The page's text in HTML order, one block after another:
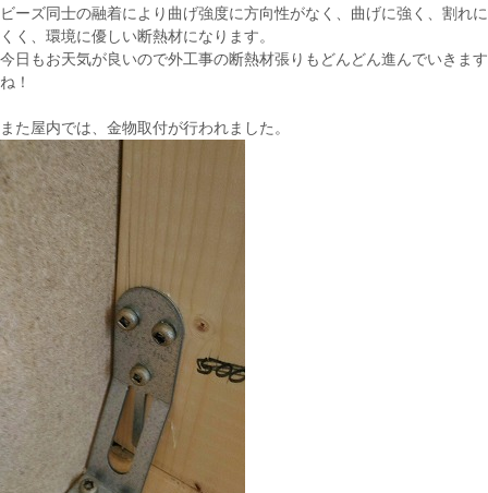
ビーズ同士の融着により曲げ強度に方向性がなく、曲げに強く、割れに
くく、環境に優しい断熱材になります。
今日もお天気が良いので外工事の断熱材張りもどんどん進んでいきます
ね！
また屋内では、金物取付が行われました。